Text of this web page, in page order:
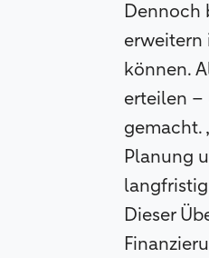
Dennoch
erweitern
können.
erteilen –
gemacht.
Planung
Dieser